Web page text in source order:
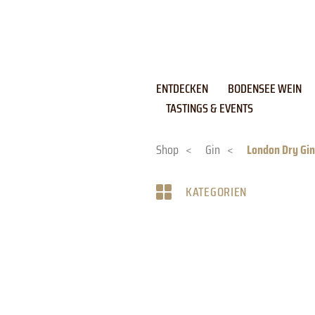
ENTDECKEN BODENSEE WEIN
TASTINGS & EVENTS
Shop < Gin < London Dry Gin
KATEGORIEN